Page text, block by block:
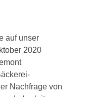
auf unser
2020
Nachfrage von